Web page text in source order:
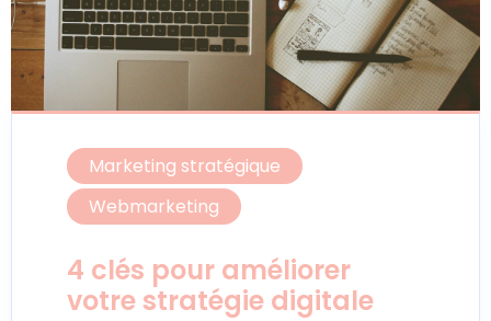
Marketing stratégique
Webmarketing
4 clés pour améliorer
votre stratégie digitale